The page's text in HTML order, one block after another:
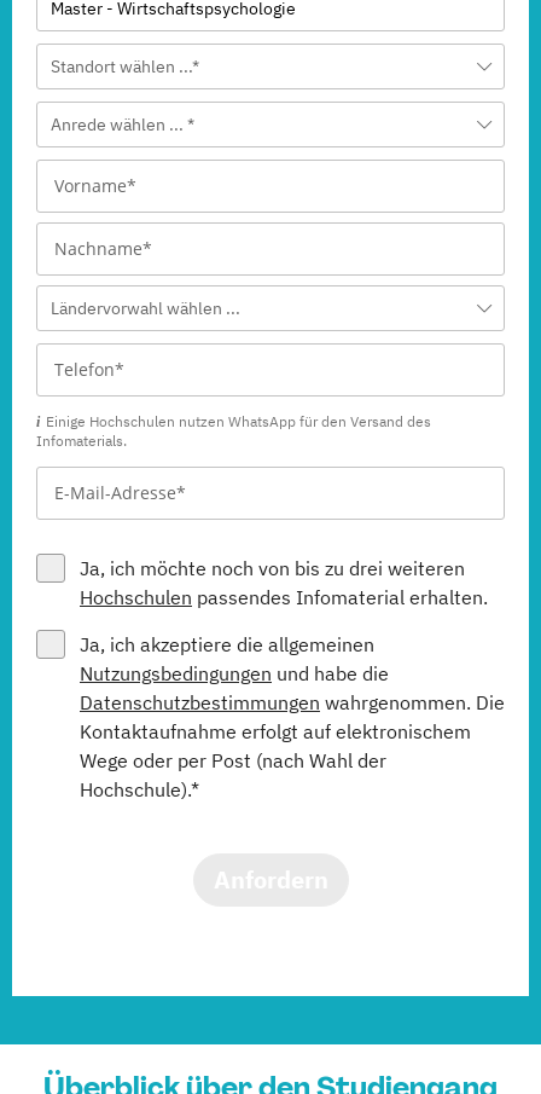
Master - Wirtschaftspsychologie
Standort wählen ...*
Anrede wählen ... *
Ländervorwahl wählen ...
Einige Hochschulen nutzen WhatsApp für den Versand des
Infomaterials.
Ja, ich möchte noch von bis zu drei weiteren
Hochschulen passendes Infomaterial erhalten.
Ja, ich akzeptiere die allgemeinen
Nutzungsbedingungen und habe die
Datenschutzbestimmungen wahrgenommen. Die
Kontaktaufnahme erfolgt auf elektronischem
Wege oder per Post (nach Wahl der
Hochschule).*